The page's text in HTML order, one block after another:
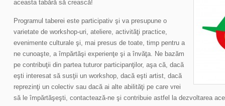
aceasta tabără să crească!
Programul taberei este participativ şi va presupune o
varietate de workshop-uri, ateliere, activităţi practice,
evenimente culturale şi, mai presus de toate, timp pentru a
ne cunoaşte, a împărtăşi experienţe şi a învăţa. Ne bazăm
pe contribuţii din partea tuturor participanţilor, aşa că, dacă
eşti interesat să susţii un workshop, dacă eşti artist, dacă
reprezinţi un colectiv sau dacă ai alte abilităţi pe care vrei
să le împărtăşeşti, contactează-ne şi contribuie astfel la dezvoltarea